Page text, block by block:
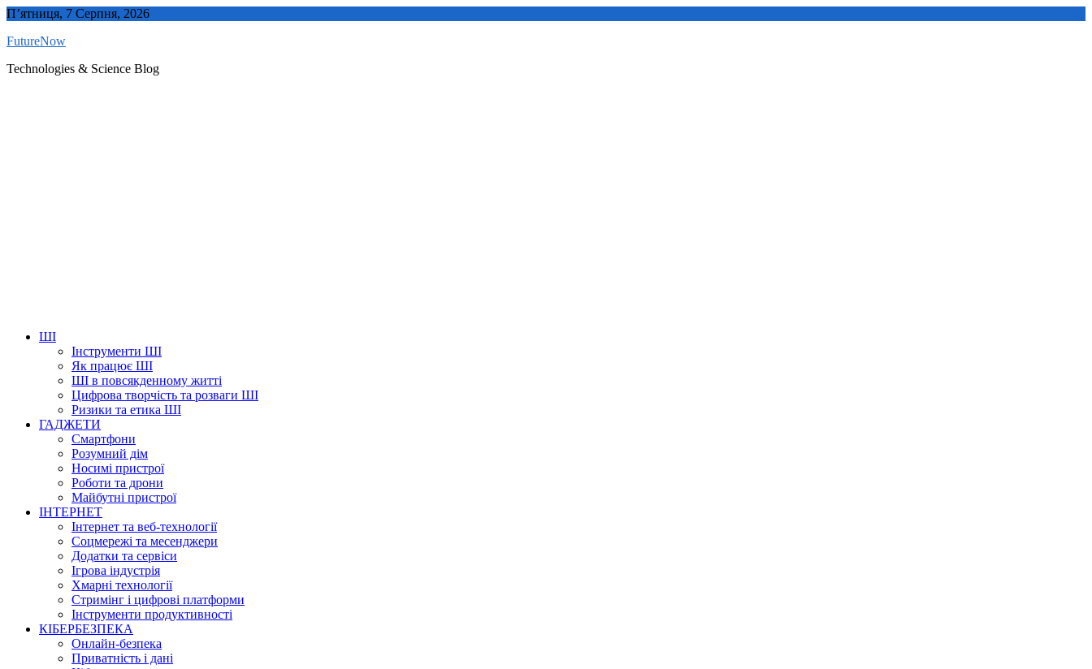
Skip
content
П’ятниця, 7 Серпня, 2026
FutureNow
Technologies & Science Blog
ШІ
Інструменти ШІ
Як працює ШІ
ШІ в повсякденному житті
Цифрова творчість та розваги ШІ
Ризики та етика ШІ
ГАДЖЕТИ
Смартфони
Розумний дім
Носимі пристрої
Роботи та дрони
Майбутні пристрої
ІНТЕРНЕТ
Інтернет та веб-технології
Соцмережі та месенджери
Додатки та сервіси
Ігрова індустрія
Хмарні технології
Стримінг і цифрові платформи
Інструменти продуктивності
КІБЕРБЕЗПЕКА
Онлайн-безпека
Приватність і дані